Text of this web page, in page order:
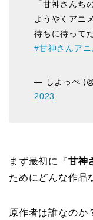
「甘神さんち
ようやくアニ
待ちに待って
#甘神さんアニ
— しよっぺ
2023
まず最初に『甘神
ためにどんな作品
原作者は誰なのか